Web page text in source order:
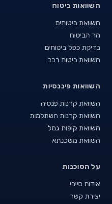
השוואות ביטוח
השוואת ביטוחים
הר הביטוח
בדיקת כפל ביטוחים
השוואת ביטוח רכב
השוואות פיננסיות
השוואת קרנות פנסיה
השוואת קרנות השתלמות
השוואת קופות גמל
השוואת משכנתא
על הסוכנות
אודות סייבי
יצירת קשר